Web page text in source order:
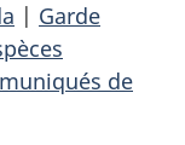
| Garde
de